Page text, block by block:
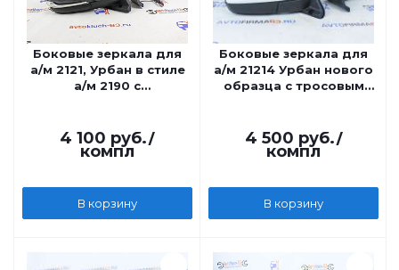
Боковые зеркала для
а/м 2121, Урбан в стиле
а/м 2190 с
4 100 руб./
компл
В корзину
Боковые зеркала для
а/м 21214 Урбан нового
образца с тросовым
4 500 руб./
компл
В корзину